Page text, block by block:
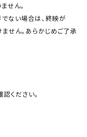
せん。
ない場合は、終映が
せん。あらかじめご了承
ください。